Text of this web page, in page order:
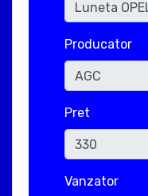
Producator
Pret
Vanzator